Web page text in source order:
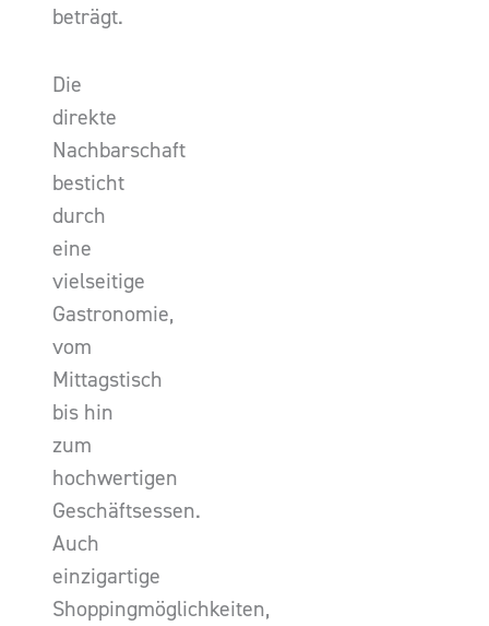
beträgt.
Die
direkte
Nachbarschaft
besticht
durch
eine
vielseitige
Gastronomie,
vom
Mittagstisch
bis hin
zum
hochwertigen
Geschäftsessen.
Auch
einzigartige
Shoppingmöglichkeiten,